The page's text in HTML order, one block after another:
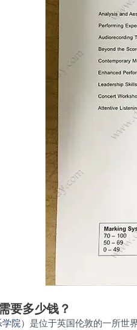
要多少钱？
学院）是位于英国伦敦的一所世